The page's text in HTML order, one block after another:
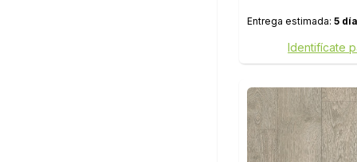
Entrega estimada: 5
Identifícate